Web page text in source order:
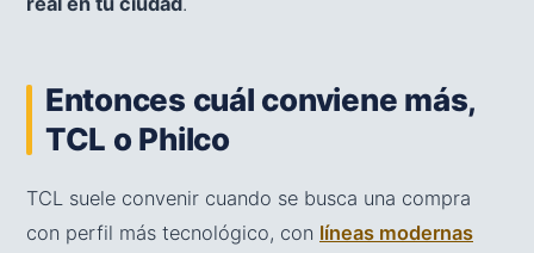
Entonces cuál conviene más,
TCL o Philco
TCL suele convenir cuando se busca una compra
con perfil más tecnológico, con líneas modernas